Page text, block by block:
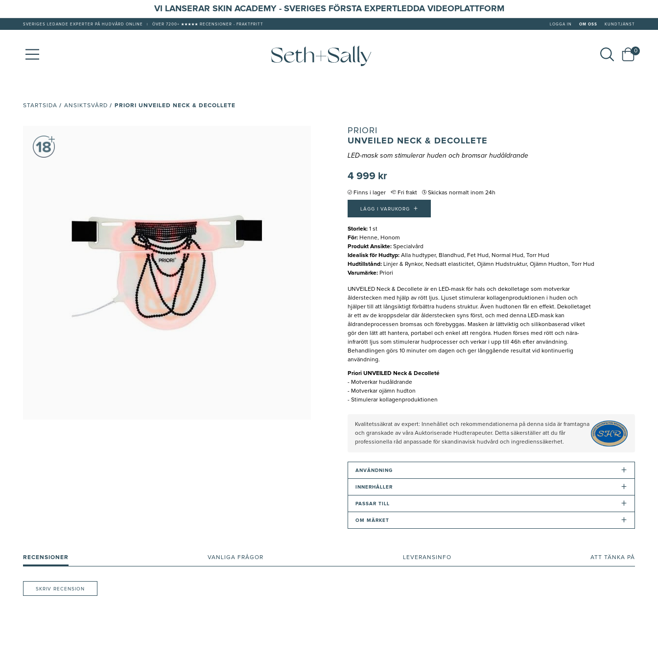
VI LANSERAR SKIN ACADEMY - SVERIGES FÖRSTA EXPERTLEDDA VIDEOPLATTFORM
SVERIGES LEDANDE EXPERTER PÅ HUDVÅRD ONLINE ÖVER 7200+ ★★★★★ RECENSIONER - FRAKTFRITT LOGGA IN OM OSS KUNDTJÄNST
0
STARTSIDA / ANSIKTSVÅRD / PRIORI UNVEILED NECK & DECOLLETE
PRIORI
UNVEILED NECK & DECOLLETE
LED-mask som stimulerar huden och bromsar hudåldrande
4 999 kr
Finns i lager Fri frakt Skickas normalt inom 24h
LÄGG I VARUKORG +
Storlek: 1 st
För: Henne, Honom
Produkt Ansikte: Specialvård
Idealisk för Hudtyp: Alla hudtyper, Blandhud, Fet Hud, Normal Hud, Torr Hud
Hudtillstånd: Linjer & Rynkor, Nedsatt elasticitet, Ojämn Hudstruktur, Ojämn Hudton, Torr Hud
Varumärke: Priori
UNVEILED Neck & Decollete är en LED-mask för hals och dekolletage som motverkar
ålderstecken med hjälp av rött ljus. Ljuset stimulerar kollagenproduktionen i huden och
hjälper till att långsiktigt förbättra hudens struktur. Även hudtonen får en effekt. Dekolletaget
är ett av de kroppsdelar där ålderstecken syns först, och med denna LED-mask kan
åldrandeprocessen bromsas och förebyggas. Masken är lättviktig och silikonbaserad vilket
gör den lätt att hantera, portabel och enkel att rengöra. Huden förses med rött och nära-
infrarött ljus som stimulerar hudprocesser och verkar i upp till 46h efter användning.
Behandlingen görs 10 minuter om dagen och ger långgående resultat vid kontinuerlig
användning.
Priori UNVEILED Neck & Decolleté
- Motverkar hudåldrande
- Motverkar ojämn hudton
- Stimulerar kollagenproduktionen
Kvalitetssäkrat av expert: Innehållet och rekommendationerna på denna sida är framtagna
och granskade av våra Auktoriserade Hudterapeuter. Detta säkerställer att du får
professionella råd anpassade för skandinavisk hudvård och ingredienssäkerhet.
ANVÄNDNING +
INNERHÅLLER +
PASSAR TILL +
OM MÄRKET +
RECENSIONER VANLIGA FRÅGOR LEVERANSINFO ATT TÄNKA PÅ
SKRIV RECENSION